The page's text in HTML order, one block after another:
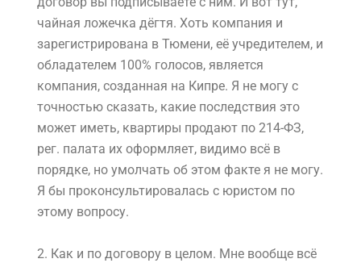
чайная ложечка дёгтя. Хоть компания и
зарегистрирована в Тюмени, её учредителем, и
обладателем 100% голосов, является
компания, созданная на Кипре. Я не могу с
точностью сказать, какие последствия это
может иметь, квартиры продают по 214-ФЗ,
рег. палата их оформляет, видимо всё в
порядке, но умолчать об этом факте я не могу.
Я бы проконсультировалась с юристом по
этому вопросу.
2. Как и по договору в целом. Мне вообще всё